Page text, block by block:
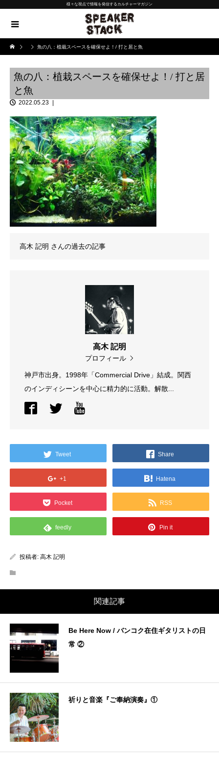
様々な視点で情報を発信するカルチャーマガジン
魚の八：植栽スペースを確保せよ！/ 打と居と魚
魚の八：植栽スペースを確保せよ！/ 打と居
と魚
2022.05.23
高木 記明 さんの過去の記事
高木 記明
プロフィール
神戸市出身。1998年「Commercial Drive」結成。関西
のインディシーンを中心に精力的に活動。解散...
Tweet Share
+1 Hatena
Pocket RSS
feedly Pin it
投稿者: 高木 記明
関連記事
Be Here Now / バンコク在住ギタリストの日
常 ②
祈りと音楽『ご奉納演奏』①